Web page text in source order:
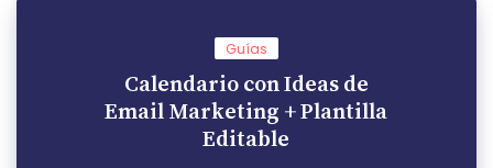
Guías
Calendario con Ideas de
Email Marketing + Plantilla
Editable